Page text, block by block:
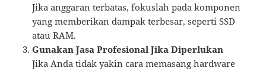
Jika anggaran terbatas, fokuslah pada komponen
yang memberikan dampak terbesar, seperti SSD
atau RAM.
Gunakan Jasa Profesional Jika Diperlukan
Jika Anda tidak yakin cara memasang hardware